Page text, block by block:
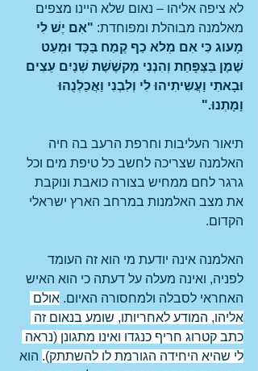
לא ציפה אליהו – נאום שלא היינו מצפים
מאלמנה מבוהלת ומפוחדת: "אִם יֶשׁ לִי
מָעוג כִּי אִם מְלא כַף קֶמַח בַּכַּד וּמְעַט
שֶׁמֶן בַּצַּפָּחַת וְהִנְנִי מְקשֶׁשֶׁת שְׁנַיִם עֵצִים
וּבָאתִי וַעֲשִיתִיהוּ לִי וְלִבְנִי וַאֲכַלְנֻהוּ
וָמָתְנוּ."
תיאור העליבות וחרפת הרעב בה חיה
האלמנה שצריכה לחשב כל טיפת מים וכל
גרגר לחם ממחיש בצורה כואבת ונוקבת
את מצב האלמנות במרחב הארץ ישראלי
הקדום.
האלמנה אינה יודעת מי הוא זה העומד
לפניה, ואינה מעלה על דעתה כי הוא האיש
האחראי לסבלה ולמחסורה האיום. אולם
אליהו, המודע לאחריותו, שומע בנאום זה
כתב קטרוג חריף כנגדו ואינו מתגונן (נראה
לי שהיא היחידה הגורמת לו להשתתק). הוא